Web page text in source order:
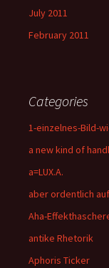
July 2011
February 2011
Categories
1-einzelnes-Bild-
a new kind of
a=LUX.A.
aber ordentlich
Aha-
antike Rhetorik
Aphoris Ticker